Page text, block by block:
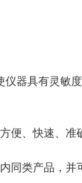
仪器具有灵敏
便、快速、准
同类产品，并